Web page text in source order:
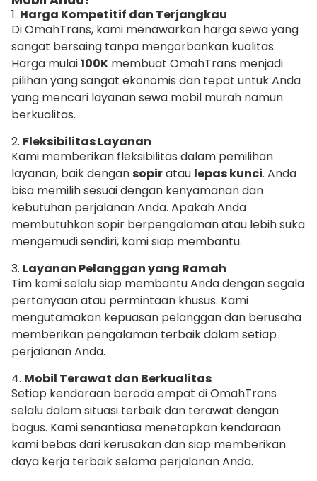
1. Harga Kompetitif dan Terjangkau
Di OmahTrans, kami menawarkan harga sewa yang
sangat bersaing tanpa mengorbankan kualitas.
Harga mulai100K membuat OmahTrans menjadi
pilihan yang sangat ekonomis dan tepat untuk Anda
yang mencari layanan sewa mobil murah namun
berkualitas.
2. Fleksibilitas Layanan
Kami memberikan fleksibilitas dalam pemilihan
layanan, baik dengansopiratau lepas kunci. Anda
bisa memilih sesuai dengan kenyamanan dan
kebutuhan perjalanan Anda. Apakah Anda
membutuhkan sopir berpengalaman atau lebih suka
mengemudi sendiri, kami siap membantu.
3. Layanan Pelanggan yang Ramah
Tim kami selalu siap membantu Anda dengan segala
pertanyaan atau permintaan khusus. Kami
mengutamakan kepuasan pelanggan dan berusaha
memberikan pengalaman terbaik dalam setiap
perjalanan Anda.
4. Mobil Terawat dan Berkualitas
Setiap kendaraan beroda empat di OmahTrans
selalu dalam situasi terbaik dan terawat dengan
bagus. Kami senantiasa menetapkan kendaraan
kami bebas dari kerusakan dan siap memberikan
daya kerja terbaik selama perjalanan Anda.